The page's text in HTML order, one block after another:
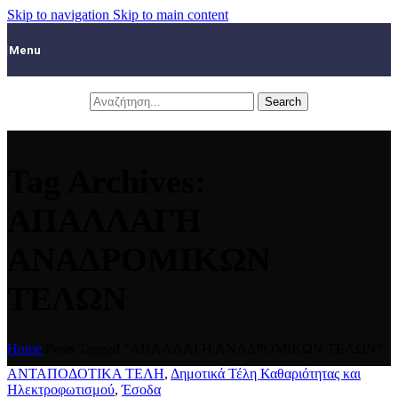
Skip to navigation Skip to main content
Menu
Search
Home
ΑΝΤΑΠΟΔΟΤΙΚΑ ΤΕΛΗ, Δημοτικά Τέλη Καθαριότητας και
Ηλεκτροφωτισμού,Έσοδα